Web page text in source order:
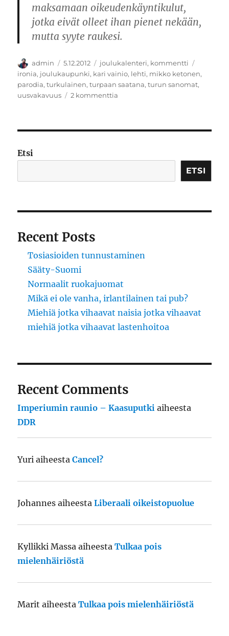
maksamaan oikeudenkäyntikulut,
jotka eivät olleet ihan pienet nekään,
mutta syyte raukesi.
Kirjoittaja
admin Julkaistu
5.12.2012 Kategoriat
joulukalenteri, kommentti
ironia, joulukaupunki, kari vainio, lehti, mikko ketonen,
parodia,turkulainen,turpaan saatana,turun sanomat,
uusvakavuus
2 kommenttia
Etsi
ETSI
Recent Posts
Tosiasioiden tunnustaminen
Sääty-Suomi
Normaalit ruokajuomat
Mikä ei ole vanha, irlantilainen tai pub?
Miehiä jotka vihaavat naisia jotka vihaavat
miehiä jotka vihaavat lastenhoitoa
Recent Comments
Imperiumin raunio – Kaasuputki aiheesta
DDR
Yuri aiheestaCancel?
Johannes aiheestaLiberaali oikeistopuolue
Kyllikki Massa aiheestaTulkaa pois
mielenhäiriöstä
Marit aiheestaTulkaa pois mielenhäiriöstä